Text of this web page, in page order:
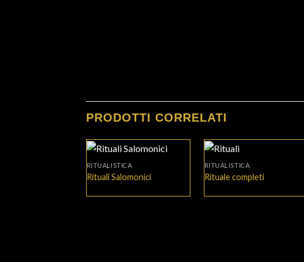
PRODOTTI CORRELATI
+
RITUALISTICA
Rituali Salomonici
+
RITUALISTICA
Rituale completi